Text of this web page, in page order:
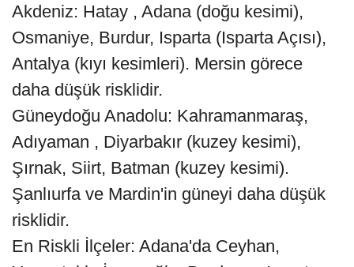
Akdeniz: Hatay , Adana (doğu kesimi),
Osmaniye, Burdur, Isparta (Isparta Açısı),
Antalya (kıyı kesimleri). Mersin görece
daha düşük risklidir.
Güneydoğu Anadolu: Kahramanmaraş,
Adıyaman , Diyarbakır (kuzey kesimi),
Şırnak, Siirt, Batman (kuzey kesimi).
Şanlıurfa ve Mardin'in güneyi daha düşük
risklidir.
En Riskli İlçeler: Adana'da Ceyhan,